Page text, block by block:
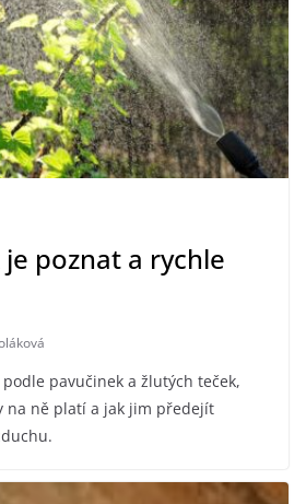
je poznat a rychle
podle pavučinek a žlutých teček,
na ně platí a jak jim předejít